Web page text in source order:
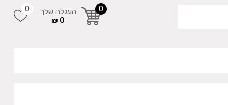
0 העגלה שלך
0 ₪
0